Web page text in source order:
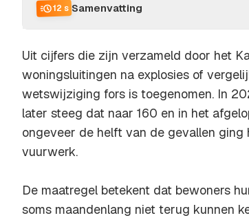
12 s Samenvatting
Uit cijfers die zijn verzameld door het
woningsluitingen na explosies of
wetswijziging fors is toegenomen. In
later steeg dat naar 160 en in het
ongeveer de helft van de gevallen ging
vuurwerk.
De maatregel betekent dat bewoners
soms maandenlang niet terug kunnen